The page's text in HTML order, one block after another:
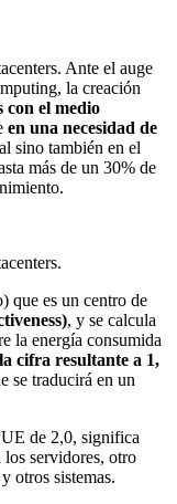
Ante el auge
la creación
con el medio
en una necesidad de
sino también en el
más de un 30% de
que es un centro de
, y se calcula
la energía consumida
la cifra resultante a 1,
se traducirá en un
de 2,0, significa
los servidores, otro
otros sistemas.